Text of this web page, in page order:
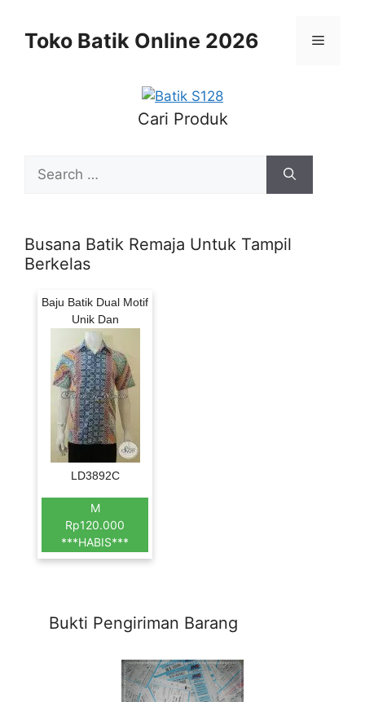
contentToko Batik Online 2026 Menu
Cari Produk
for:
Busana Batik Remaja Untuk Tampil
Berkelas
Baju Batik Dual Motif
Unik Dan
LD3892C
M
Rp120.000
***HABIS***
Bukti Pengiriman Barang